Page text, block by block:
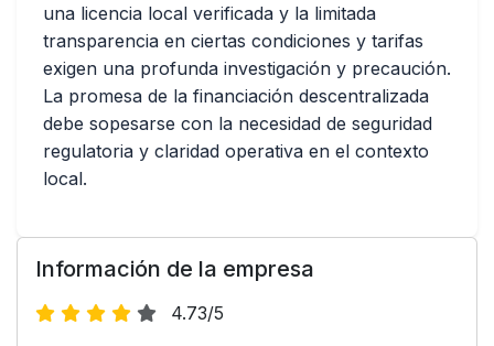
una licencia local verificada y la limitada
transparencia en ciertas condiciones y tarifas
exigen una profunda investigación y precaución.
La promesa de la financiación descentralizada
debe sopesarse con la necesidad de seguridad
regulatoria y claridad operativa en el contexto
local.
Información de la empresa
4.73/5